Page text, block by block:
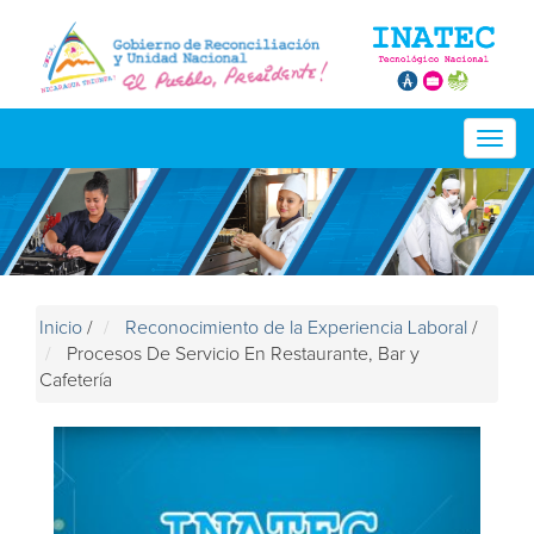
Inicio / Reconocimiento de la Experiencia Laboral /
Procesos De Servicio En Restaurante, Bar y
Cafetería